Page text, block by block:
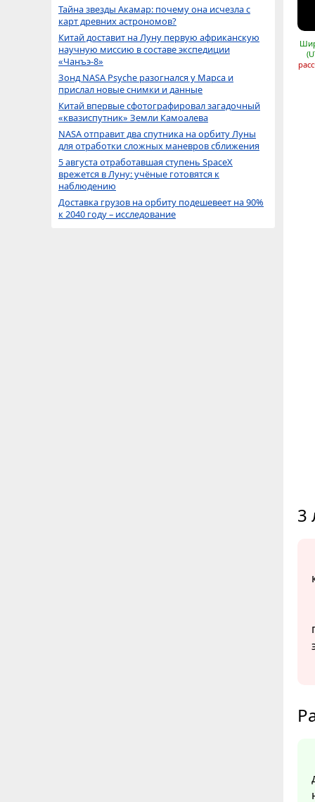
3
Тайна звезды Акамар: почему она исчезла с
карт древних астрономов?
Китай доставит на Луну первую африканскую
научную миссию в составе экспедиции
«Чанъэ-8»
Зонд NASA Psyche разогнался у Марса и
прислал новые снимки и данные
Китай впервые сфотографировал загадочный
«квазиспутник» Земли Камоалева
NASA отправит два спутника на орбиту Луны
для отработки сложных маневров сближения
5 августа отработавшая ступень SpaceX
врежется в Луну: учёные готовятся к
наблюдению
Доставка грузов на орбиту подешевеет на 90%
к 2040 году – исследование